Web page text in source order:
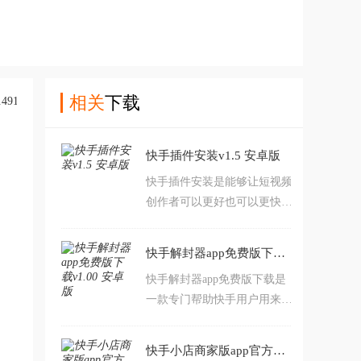
相关下载
快手插件安装v1.5 安卓版
快手插件安装是能够让短视频
创作者可以更好也可以更快的
匹配合适的特效、滤镜、美妆
和贴纸组件，省去反复调试的
麻烦，同时也可以让你有更多
就来本站下载吧。
快手解封器app免费版下载v1.00 安卓版
快手解封器app免费版下载是
一款专门帮助快手用户用来账
快手小店商家版app官方下载v7.2.50.483 最新版